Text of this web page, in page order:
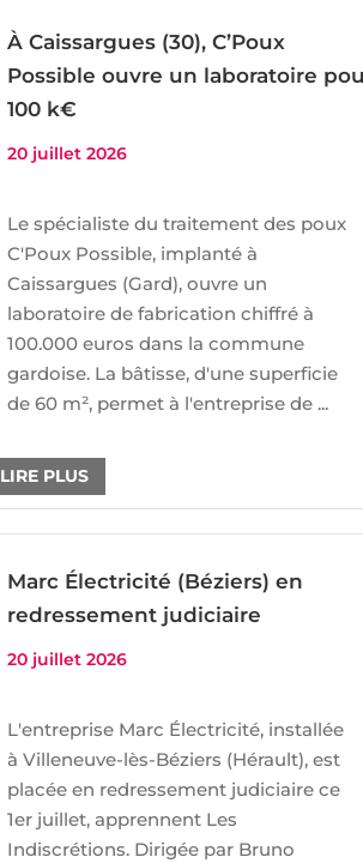
À Caissargues (30), C’Poux
Possible ouvre un laboratoire
100 k€
20 juillet 2026
Le spécialiste du traitement des poux
C'Poux Possible, implanté à
Caissargues (Gard), ouvre un
laboratoire de fabrication chiffré à
100.000 euros dans la commune
gardoise. La bâtisse, d'une superficie
de 60 m², permet à l'entreprise de ...
LIRE PLUS
Marc Électricité (Béziers) en
redressement judiciaire
20 juillet 2026
L'entreprise Marc Électricité, installée
à Villeneuve-lès-Béziers (Hérault), est
placée en redressement judiciaire ce
1er juillet, apprennent Les
Indiscrétions. Dirigée par Bruno